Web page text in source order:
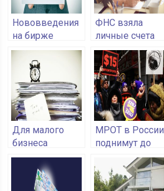
Нововведения
на бирже
Selfboss: на
вывод
добавлены
QIWI,
Яндекс.Деньги,
Z-payment
ФНС взяла
личные счета
всех ИП под
контроль
Для малого
бизнеса
установят
новую систему
налогообложения
МРОТ в России
поднимут до
величины
прожиточного
минимума